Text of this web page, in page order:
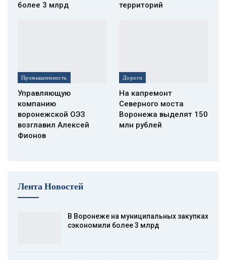
более 3 млрд
территорий
Промышленность
Управляющую
компанию
воронежской ОЭЗ
возглавил Алексей
Фионов
Дороги
На капремонт
Северного моста
Воронежа выделят 150
млн рублей
Лента Новостей
В Воронеже на муниципальных закупках
сэкономили более 3 млрд